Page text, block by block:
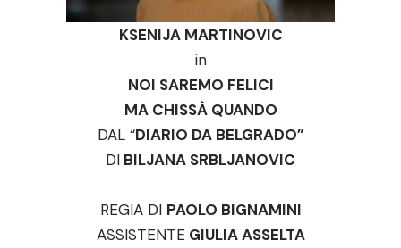
KSENIJA MARTINOVIC
in
NOI SAREMO FELICI
MA CHISSÀ QUANDO
DAL “DIARIO DA BELGRADO”
DI BILJANA SRBLJANOVIC
REGIA DI PAOLO BIGNAMINI
ASSISTENTE GIULIA ASSELTA